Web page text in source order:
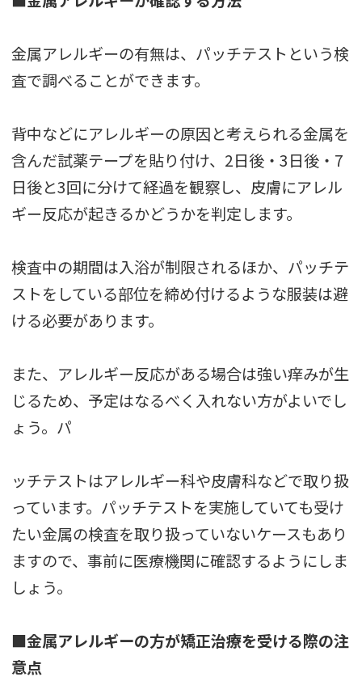
金属アレルギーの有無は、パッチテストという検
査で調べることができます。
背中などにアレルギーの原因と考えられる金属を
含んだ試薬テープを貼り付け、2日後・3日後・7
日後と3回に分けて経過を観察し、皮膚にアレル
ギー反応が起きるかどうかを判定します。
検査中の期間は入浴が制限されるほか、パッチテ
ストをしている部位を締め付けるような服装は避
ける必要があります。
また、アレルギー反応がある場合は強い痒みが生
じるため、予定はなるべく入れない方がよいでし
ょう。パ
ッチテストはアレルギー科や皮膚科などで取り扱
っています。パッチテストを実施していても受け
たい金属の検査を取り扱っていないケースもあり
ますので、事前に医療機関に確認するようにしま
しょう。
■金属アレルギーの方が矯正治療を受ける際の注
意点